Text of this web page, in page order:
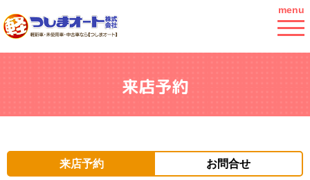
menu
来店予約
来店予約 お問合せ